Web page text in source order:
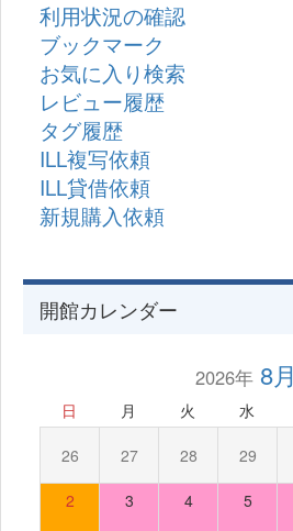
利用状況の確認
ブックマーク
お気に入り検索
レビュー履歴
タグ履歴
ILL複写依頼
ILL貸借依頼
新規購入依頼
開館カレンダー
2026年8月
日 月 火 水
26 27 28 29
2 3 4 5